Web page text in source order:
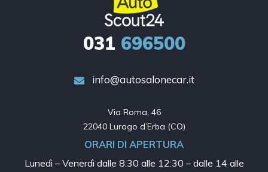
031 696500
info@autosalonecar.it
Via Roma, 46
22040 Lurago d’Erba (CO)
ORARI DI APERTURA
Lunedì – Venerdì dalle 8:30 alle 12:30 – dalle 14 alle